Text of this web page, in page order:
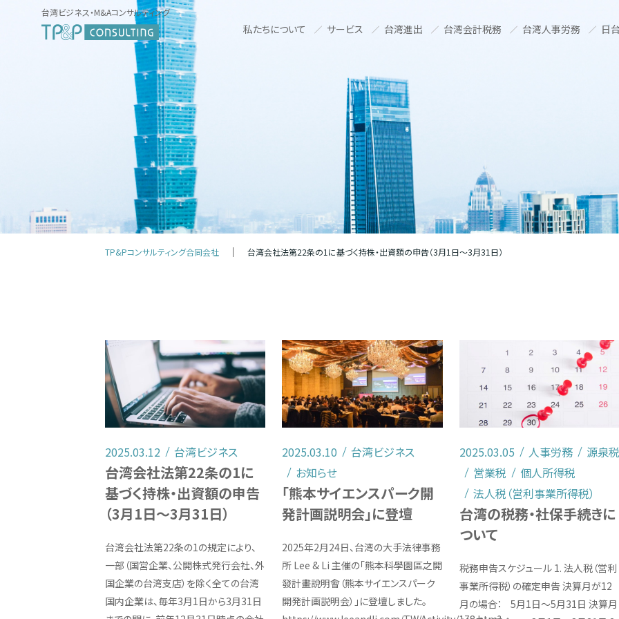
台湾ビジネス・M&Aコンサルティング
私たちについて サービス 台湾進出 台湾会計税務 台湾人事労務 日
TP&Pコンサルティング合同会社 台湾会社法第22条の1に基づく持株・出資額の申告（3月1日～3月31日）
2025.03.12 台湾ビジネス
台湾会社法第22条の1に
基づく持株・出資額の申告
（3月1日～3月31日）
台湾会社法第22条の1の規定により、
一部（国営企業、公開株式発行会社、外
国企業の台湾支店）を除く全ての台湾
国内企業は、毎年3月1日から3月31日
2025.03.10
台湾ビジネス
お知らせ
「熊本サイエンスパーク開
発計画説明会」に登壇
2025年2月24日、台湾の大手法律事務
所 Lee & Li 主催の「熊本科學園區之開
發計畫說明會（熊本サイエンスパーク
開発計画説明会）」に登壇しました。
2025.03.05 人事労務
源泉税
営業税
個人所得税
法人税（営利事業所得税）
台湾の税務・社保手続きに
ついて
税務申告スケジュール 1. 法人税（営利
事業所得税）の確定申告 決算月が12
月の場合： 5月1日～5月31日 決算月